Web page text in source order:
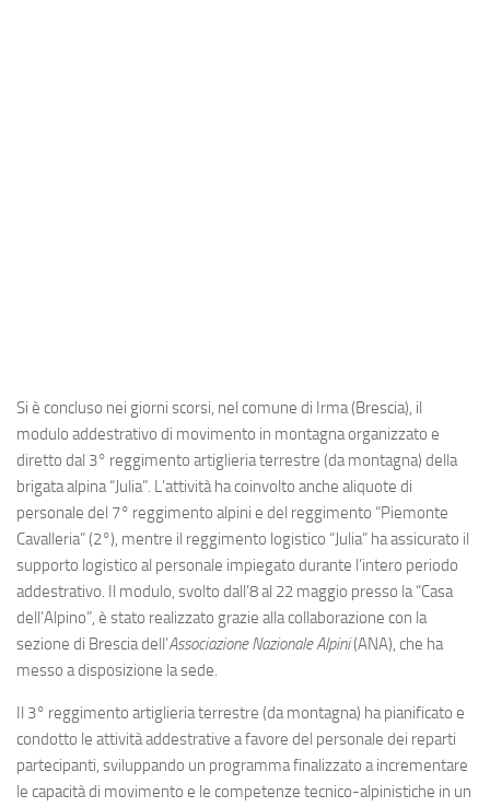
Incidenti
Industria
Eventi
Si è concluso nei giorni scorsi, nel comune di Irma (Brescia), il
modulo addestrativo di movimento in montagna organizzato e
diretto dal 3° reggimento artiglieria terrestre (da montagna) della
brigata alpina “Julia”. L’attività ha coinvolto anche aliquote di
personale del 7° reggimento alpini e del reggimento “Piemonte
Cavalleria” (2°), mentre il reggimento logistico “Julia” ha assicurato il
supporto logistico al personale impiegato durante l’intero periodo
addestrativo. Il modulo, svolto dall’8 al 22 maggio presso la “Casa
dell’Alpino”, è stato realizzato grazie alla collaborazione con la
sezione di Brescia dell’Associazione Nazionale Alpini(ANA), che ha
messo a disposizione la sede.
Il 3° reggimento artiglieria terrestre (da montagna) ha pianificato e
condotto le attività addestrative a favore del personale dei reparti
partecipanti, sviluppando un programma finalizzato a incrementare
le capacità di movimento e le competenze tecnico-alpinistiche in un